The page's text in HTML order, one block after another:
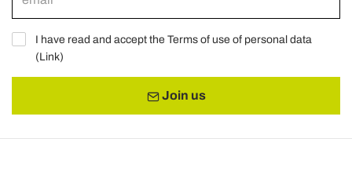
I have read and accept the Terms of use of personal data
(Link)
Join us